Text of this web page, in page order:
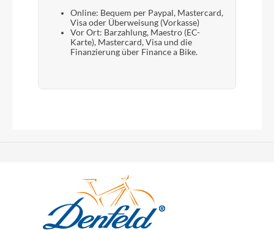
Online: Bequem per Paypal, Mastercard,
Visa oder Überweisung (Vorkasse)
Vor Ort: Barzahlung, Maestro (EC-
Karte), Mastercard, Visa und die
Finanzierung über Finance a Bike.